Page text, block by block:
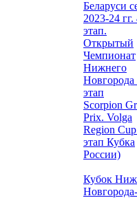
Беларуси
2023-24 гг.
этап.
Открытый
Чемпионат
Нижнего
Новгорода
этап
Scorpion
Prix. Volga
Region
этап Кубка
России)
Кубок